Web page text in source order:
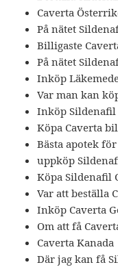
Caverta
På nätet
Billigaste
På nätet
Inköp
Var man kan
Inköp Sildenafil
Köpa Caverta
Bästa apotek
uppköp
Köpa Sildenafil
Var att beställa
Inköp Caverta
Om att få
Caverta Kanada
Där jag kan få